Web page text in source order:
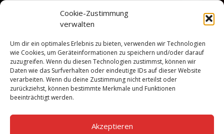
Cookie-Zustimmung
verwalten
Um dir ein optimales Erlebnis zu bieten, verwenden wir Technologien
wie Cookies, um Geräteinformationen zu speichern und/oder darauf
zuzugreifen. Wenn du diesen Technologien zustimmst, können wir
Daten wie das Surfverhalten oder eindeutige IDs auf dieser Website
verarbeiten. Wenn du deine Zustimmung nicht erteilst oder
zurückziehst, können bestimmte Merkmale und Funktionen
beeinträchtigt werden.
Akzeptieren
Bleiben Sie auf dem Laufenden über unsere sich ständig
weiterentwickelnden Produkteigenschaften und Technologien.
Geben Sie Ihre E-Mail-Adresse ein und abonnieren Sie unseren
Newsletter.